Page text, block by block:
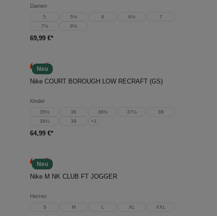
Damen
5 5½ 6 6½
7
7½
8½
69,99 €*
Neu
Nike COURT BOROUGH LOW RECRAFT (GS)
Kinder
35½ 36 36½ 37½
38
38½
39 +1
64,99 €*
Neu
Nike M NK CLUB FT JOGGER
Herren
S M L XL XXL